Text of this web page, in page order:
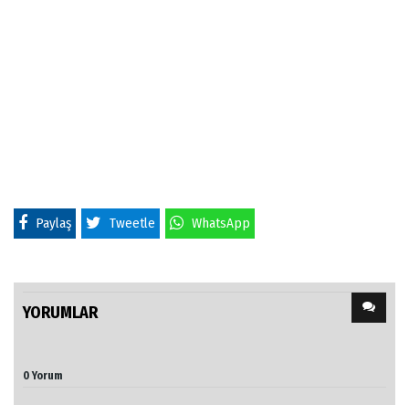
Paylaş Tweetle WhatsApp
YORUMLAR
0 Yorum